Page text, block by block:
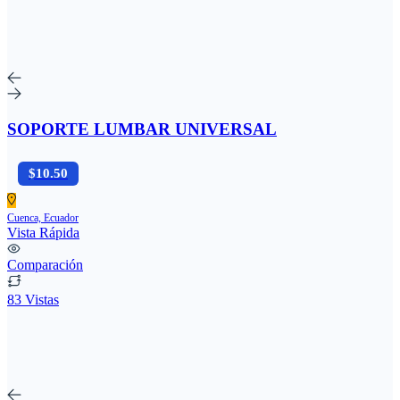
SOPORTE LUMBAR UNIVERSAL
$10.50
Cuenca, Ecuador
Vista Rápida
Comparación
83 Vistas